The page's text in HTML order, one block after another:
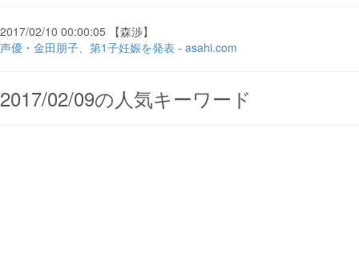
2017/02/10 00:00:05 【森渉】
声優・金田朋子、第1子妊娠を発表 - asahi.com
2017/02/09の人気キーワード